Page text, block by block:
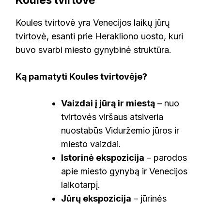
Koules tvirtovė yra Venecijos laikų jūrų
tvirtovė, esanti prie Herakliono uosto, kuri
buvo svarbi miesto gynybinė struktūra.
Ką pamatyti Koules tvirtovėje?
Vaizdai į jūrą ir miestą – nuo
tvirtovės viršaus atsiveria
nuostabūs Viduržemio jūros ir
miesto vaizdai.
Istorinė ekspozicija – parodos
apie miesto gynybą ir Venecijos
laikotarpį.
Jūrų ekspozicija – jūrinės